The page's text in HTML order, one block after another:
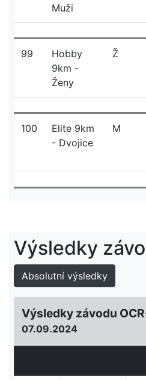
Muži
99
Hobby
9km -
Ženy
Ž
100
Elite 9km
- Dvojice
M
Výsledky
Absolutní výsledky
Výsledky závodu
07.09.2024